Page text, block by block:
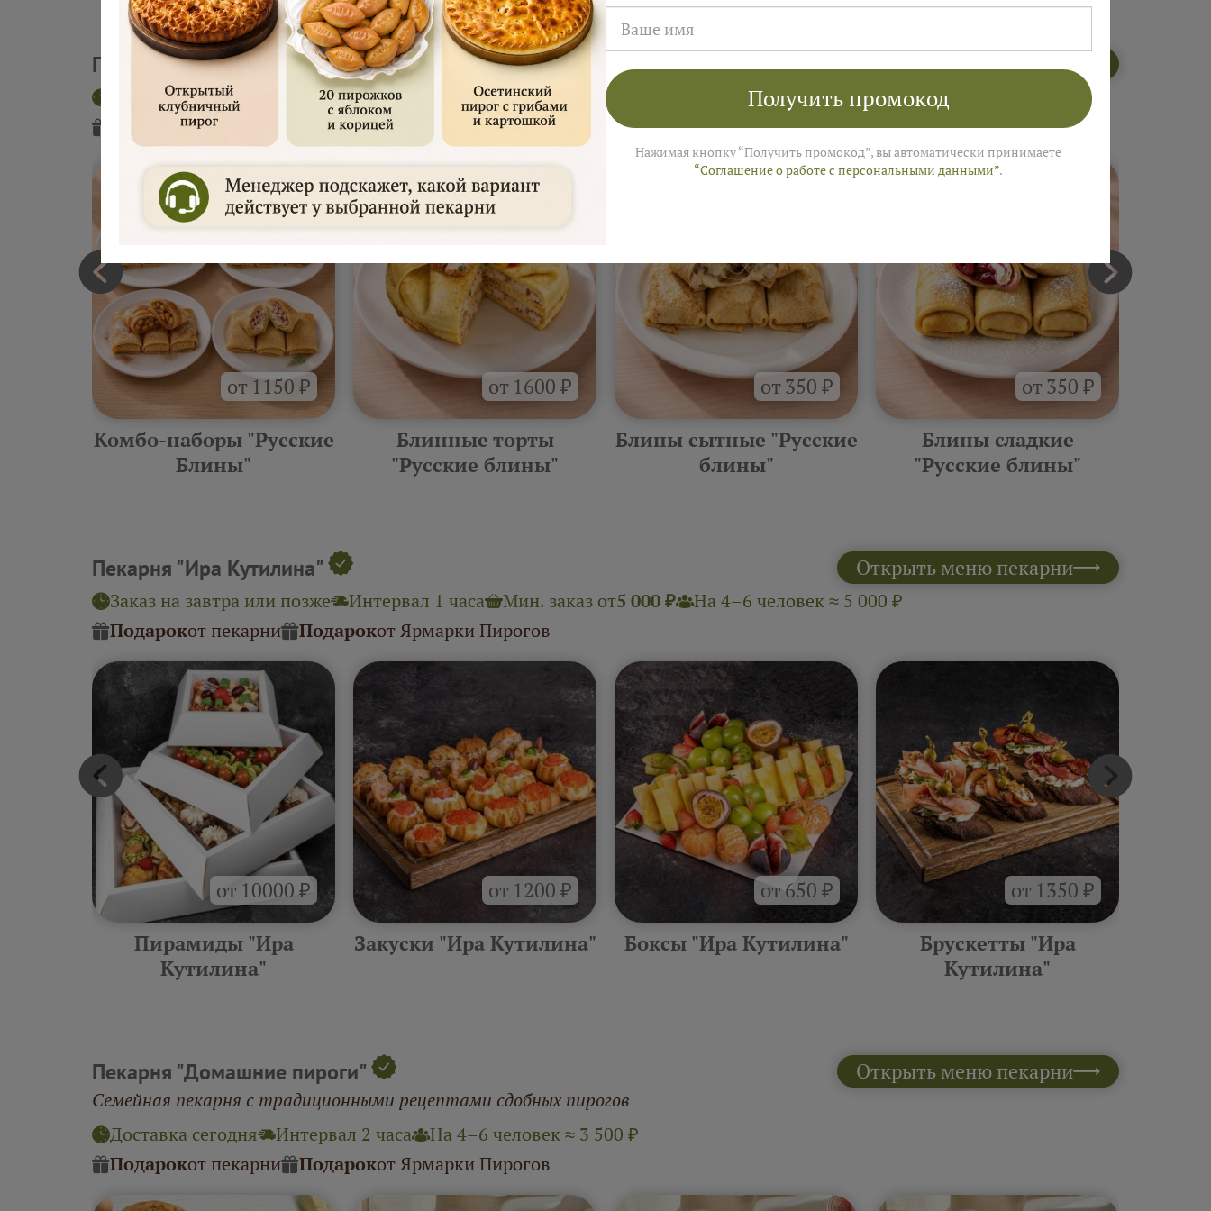
Пекарня "Русские блины" Открыть меню пекарни
Доставка сегодня Интервал 2 часа
На 4–6 человек ≈ 3 000 ₽
Подарокот пекарни Подарокот Ярмарки Пирогов
от 1150 ₽
Комбо-наборы "Русские
Блины"
от 1600 ₽
Блинные торты
"Русские блины"
от 350 ₽
Блины сытные "Русские
блины"
от 350 ₽
Блины сладкие
"Русские блины"
Пекарня "Ира Кутилина" Открыть меню пекарни
Заказ на завтра или позже Интервал 1 часа Мин. заказ от5 000 ₽
На 4–6 человек ≈ 5 000 ₽
Подарокот пекарни Подарокот Ярмарки Пирогов
от 10000 ₽
Пирамиды "Ира
Кутилина"
от 1200 ₽
Закуски "Ира Кутилина"
от 650 ₽
Боксы "Ира Кутилина"
от 1350 ₽
Брускетты "Ира
Кутилина"
Пекарня "Домашние пироги" Открыть меню пекарни
Семейная пекарня с традиционными рецептами сдобных пирогов
Доставка сегодня
Интервал 2 часа
На 4–6 человек ≈ 3 500 ₽
Подарокот пекарни Подарокот Ярмарки Пирогов
Получить промокод
Нажимая кнопку “Получить промокод”, вы автоматически принимаете
“Соглашение о работе с персональными данными”.